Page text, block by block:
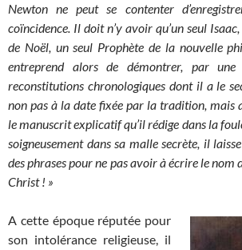
Newton ne peut se contenter
coïncidence. Il doit n’y avoir qu’un seul
de Noël, un seul Prophète de la nouvelle
entreprend alors de démontrer, par une
reconstitutions chronologiques dont il a le
non pas à la date fixée par la tradition, mais
le manuscrit explicatif qu’il rédige dans la
soigneusement dans sa malle secrète, il
des phrases pour ne pas avoir à écrire le nom
Christ ! »
A cette époque réputée pour
son intolérance religieuse, il